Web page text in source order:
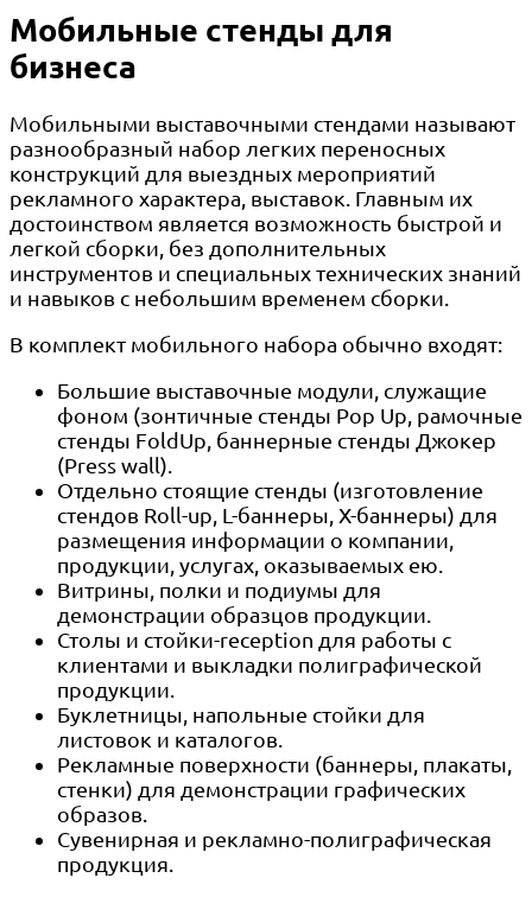
Мобильные стенды для
бизнеса
Мобильными выставочными стендами называют
разнообразный набор легких переносных
конструкций для выездных мероприятий
рекламного характера, выставок. Главным их
достоинством является возможность быстрой и
легкой сборки, без дополнительных
инструментов и специальных технических знаний
и навыков с небольшим временем сборки.
В комплект мобильного набора обычно входят:
Большие выставочные модули, служащие
фоном (зонтичные стенды Pop Up, рамочные
стенды FoldUp, баннерные стенды Джокер
(Press wall).
Отдельно стоящие стенды (изготовление
стендов Roll-up, L-баннеры, X-баннеры) для
размещения информации о компании,
продукции, услугах, оказываемых ею.
Витрины, полки и подиумы для
демонстрации образцов продукции.
Столы и стойки-reception для работы с
клиентами и выкладки полиграфической
продукции.
Буклетницы, напольные стойки для
листовок и каталогов.
Рекламные поверхности (баннеры, плакаты,
стенки) для демонстрации графических
образов.
Сувенирная и рекламно-полиграфическая
продукция.